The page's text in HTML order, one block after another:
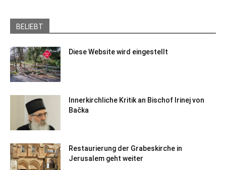
BELIEBT
Diese Website wird eingestellt
Innerkirchliche Kritik an Bischof Irinej von
Bačka
Restaurierung der Grabeskirche in
Jerusalem geht weiter